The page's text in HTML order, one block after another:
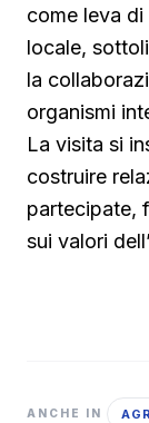
come leva
locale,
la
organismi
La visita si
costruire
partecipate,
sui valori
ANCHE IN